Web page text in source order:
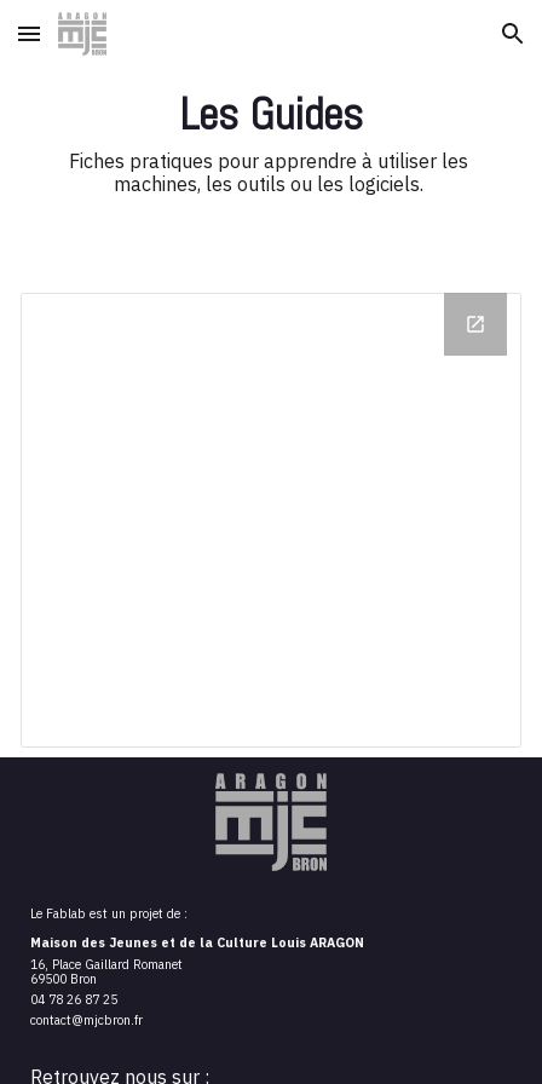
Skip to main content Skip to navigation
Les Guides
Fiches pratiques pour apprendre à utiliser les
machines, les outils ou les logiciels.
Le Fablab est un projet de :
Maison des Jeunes et de la Culture Louis ARAGON
16, Place Gaillard Romanet
69500 Bron
04 78 26 87 25
contact@mjcbron.fr
Retrouvez nous sur :